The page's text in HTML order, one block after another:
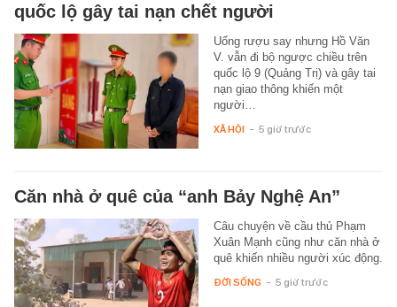
quốc lộ gây tai nạn chết người
Uống rượu say nhưng Hồ Văn
V. vẫn đi bộ ngược chiều trên
quốc lộ 9 (Quảng Trị) và gây tai
nạn giao thông khiến một
người…
XÃ HỘI - 5 giờ trước
Căn nhà ở quê của “anh Bảy Nghệ An”
Câu chuyện về cầu thủ Phạm
Xuân Mạnh cũng như căn nhà ở
quê khiến nhiều người xúc động.
ĐỜI SỐNG - 5 giờ trước